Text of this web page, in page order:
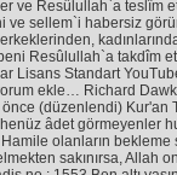
ve Resûlullah`a teslîm
sellem`i habersiz
Resûlullah`a takdîm
Lisans Standart
ekle… Richard
(düzenlendi) Kur'an
âdet görmeyenler
olanların
sakınırsa, Allah